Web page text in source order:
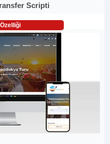
Scripti